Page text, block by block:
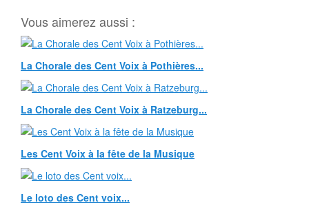
Vous aimerez aussi :
La Chorale des Cent Voix à Pothières...
La Chorale des Cent Voix à Ratzeburg...
Les Cent Voix à la fête de la Musique
Le loto des Cent voix...